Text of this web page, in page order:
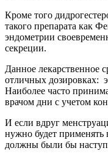
Кроме того
такого препарата как
эндометрии
секреции.
Данное лекарственное
отличных дозировках:
Наиболее часто
врачом дни с учетом
И если вдруг
нужно будет применять
должны были бы